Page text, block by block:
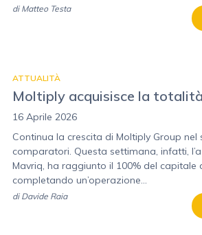
di Matteo Testa
ATTUALITÀ
Moltiply acquisisce la
16 Aprile 2026
Continua la crescita di Moltiply Group nel
comparatori. Questa settimana, infatti,
Mavriq, ha raggiunto il 100% del capitale
completando un’operazione...
di Davide Raia